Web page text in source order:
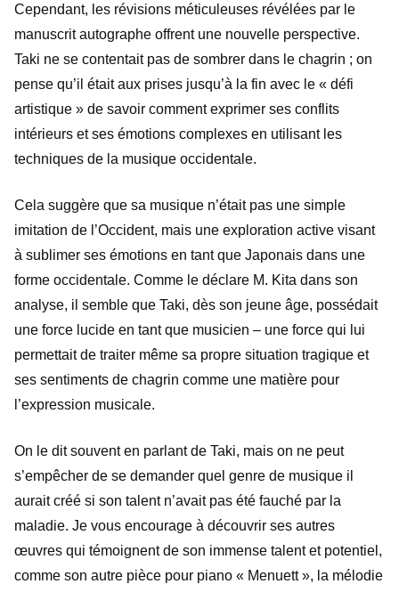
Cependant, les révisions méticuleuses révélées par le
manuscrit autographe offrent une nouvelle perspective.
Taki ne se contentait pas de sombrer dans le chagrin ; on
pense qu’il était aux prises jusqu’à la fin avec le « défi
artistique » de savoir comment exprimer ses conflits
intérieurs et ses émotions complexes en utilisant les
techniques de la musique occidentale.
Cela suggère que sa musique n’était pas une simple
imitation de l’Occident, mais une exploration active visant
à sublimer ses émotions en tant que Japonais dans une
forme occidentale. Comme le déclare M. Kita dans son
analyse, il semble que Taki, dès son jeune âge, possédait
une force lucide en tant que musicien – une force qui lui
permettait de traiter même sa propre situation tragique et
ses sentiments de chagrin comme une matière pour
l’expression musicale.
On le dit souvent en parlant de Taki, mais on ne peut
s’empêcher de se demander quel genre de musique il
aurait créé si son talent n’avait pas été fauché par la
maladie. Je vous encourage à découvrir ses autres
œuvres qui témoignent de son immense talent et potentiel,
comme son autre pièce pour piano « Menuett », la mélodie